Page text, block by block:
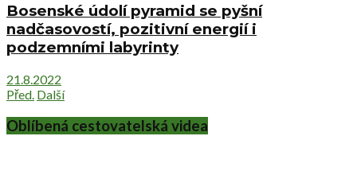
Bosenské údolí pyramid se pyšní
nadčasovostí, pozitivní energií i
podzemními labyrinty
21.8.2022
Před. Další
Oblíbená cestovatelská videa